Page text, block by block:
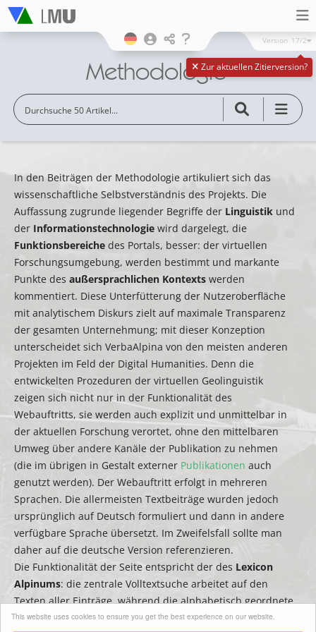
This website uses cookies to ensure you get the best experience on our website.
Zur aktuellen Zitierversion?
Version 17/2
Methodologie
In den Beiträgen der Methodologie artikuliert sich das
wissenschaftliche Selbstverständnis des Projekts. Die
Auffassung zugrunde liegender Begriffe der Linguistik und
der Informationstechnologie wird dargelegt, die
Funktionsbereiche des Portals, besser: der virtuellen
Forschungsumgebung, werden bestimmt und markante
Punkte des außersprachlichen Kontexts werden
kommentiert. Diese Unterfütterung der Nutzeroberfläche
mit analytischem Diskurs zielt auf maximale Transparenz
der gesamten Unternehmung; mit dieser Konzeption
unterscheidet sich VerbaAlpina von den meisten anderen
Projekten im Feld der Digital Humanities. Denn die
entwickelten Prozeduren der virtuellen Geolinguistik
zeigen sich nicht nur in der Funktionalität des
Webauftritts, sie werden auch explizit und unmittelbar in
der aktuellen Forschung verortet, ohne den mittelbaren
Umweg über andere Kanäle der Publikation zu nehmen
(die im übrigen in Gestalt externer Publikationen auch
genutzt werden). Der Webauftritt erfolgt in mehreren
Sprachen. Die allermeisten Textbeiträge wurden jedoch
ursprünglich auf Deutsch formuliert und dann in andere
verfügbare Sprache übersetzt. Im Zweifelsfall sollte man
daher auf die deutsche Version referenzieren.
Die Funktionalität der Seite entspricht der des Lexicon
Alpinums: die zentrale Volltextsuche arbeitet auf den
Texten aller Einträge, während die alphabetisch geordnete
Seitenleiste zum Filtern bzw. zur schnellen Suche nach